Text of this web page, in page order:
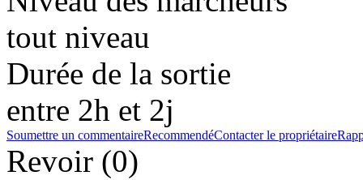
tout niveau
Durée de la sortie
entre 2h et 2j
Soumettre un commentaireRecommendéContacter le propriétaire
Revoir (0)